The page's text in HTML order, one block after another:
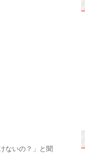
ないの？」と聞